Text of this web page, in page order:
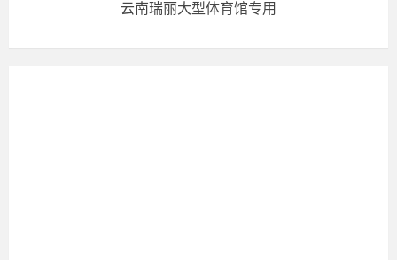
云南瑞丽大型体育馆专用